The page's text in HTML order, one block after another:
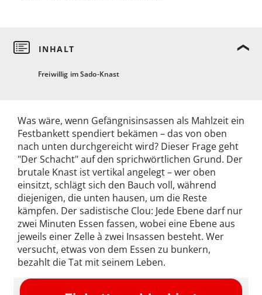
Freiwillig im Sado-Knast
Was wäre, wenn Gefängnisinsassen als Mahlzeit ein
Festbankett spendiert bekämen – das von oben
nach unten durchgereicht wird? Dieser Frage geht
"Der Schacht" auf den sprichwörtlichen Grund. Der
brutale Knast ist vertikal angelegt – wer oben
einsitzt, schlägt sich den Bauch voll, während
diejenigen, die unten hausen, um die Reste
kämpfen. Der sadistische Clou: Jede Ebene darf nur
zwei Minuten Essen fassen, wobei eine Ebene aus
jeweils einer Zelle à zwei Insassen besteht. Wer
versucht, etwas von dem Essen zu bunkern,
bezahlt die Tat mit seinem Leben.